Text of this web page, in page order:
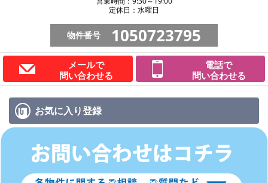
定休日：水曜日
物件番号 1050723795
メールで
問い合わせる
電話で
問い合わせる
お気に入り登録